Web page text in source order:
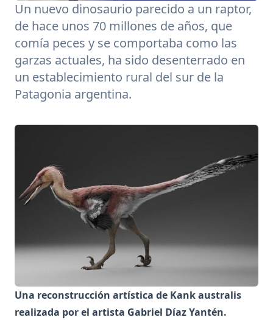
Un nuevo dinosaurio parecido a un raptor,
de hace unos 70 millones de años, que
comía peces y se comportaba como las
garzas actuales, ha sido desenterrado en
un establecimiento rural del sur de la
Patagonia argentina.
Una reconstrucción artística de Kank australis
realizada por el artista Gabriel Díaz Yantén.